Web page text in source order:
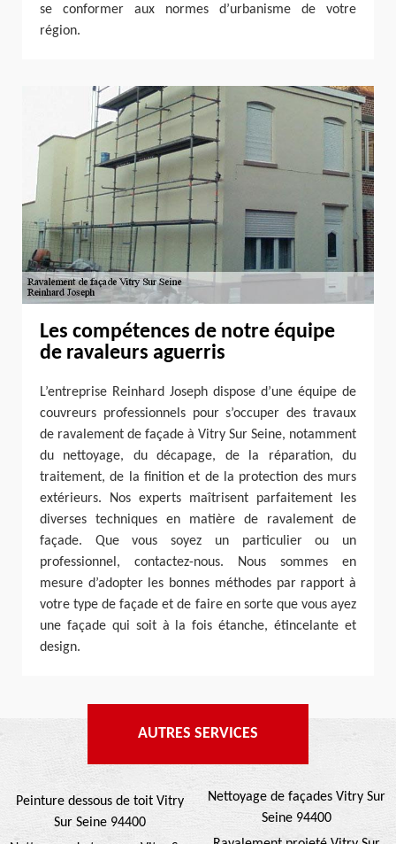
se conformer aux normes d’urbanisme de votre
région.
Les compétences de notre équipe
de ravaleurs aguerris
L’entreprise Reinhard Joseph dispose d’une équipe de
couvreurs professionnels pour s’occuper des travaux
de ravalement de façade à Vitry Sur Seine, notamment
du nettoyage, du décapage, de la réparation, du
traitement, de la finition et de la protection des murs
extérieurs. Nos experts maîtrisent parfaitement les
diverses techniques en matière de ravalement de
façade. Que vous soyez un particulier ou un
professionnel, contactez-nous. Nous sommes en
mesure d’adopter les bonnes méthodes par rapport à
votre type de façade et de faire en sorte que vous ayez
une façade qui soit à la fois étanche, étincelante et
design.
AUTRES SERVICES
Peinture dessous de toit Vitry
Sur Seine 94400
Nettoyage de façades Vitry Sur
Seine 94400